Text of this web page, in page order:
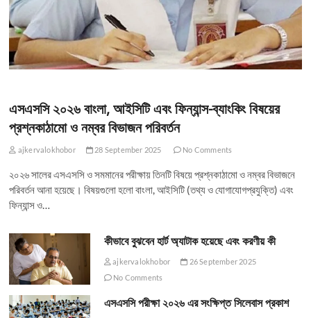
এসএসসি ২০২৬ বাংলা, আইসিটি এবং ফিন্যান্স-ব্যাংকিং বিষয়ের
প্রশ্নকাঠামো ও নম্বর বিভাজন পরিবর্তন
ajkervalokhobor 28 September 2025 No Comments
২০২৬ সালের এসএসসি ও সমমানের পরীক্ষায় তিনটি বিষয়ে প্রশ্নকাঠামো ও নম্বর বিভাজনে
পরিবর্তন আনা হয়েছে। বিষয়গুলো হলো বাংলা, আইসিটি (তথ্য ও যোগাযোগপ্রযুক্তি) এবং
ফিন্যান্স ও…
কীভাবে বুঝবেন হার্ট অ্যাটাক হয়েছে এবং করণীয় কী
ajkervalokhobor
26 September 2025
No Comments
এসএসসি পরীক্ষা ২০২৬ এর সংক্ষিপ্ত সিলেবাস প্রকাশ